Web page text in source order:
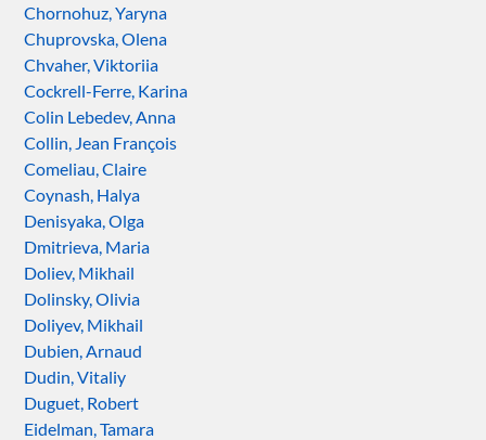
Chornohuz, Yaryna
Chuprovska, Olena
Chvaher, Viktoriia
Cockrell-Ferre, Karina
Colin Lebedev, Anna
Collin, Jean François
Comeliau, Claire
Coynash, Halya
Denisyaka, Olga
Dmitrieva, Maria
Doliev, Mikhail
Dolinsky, Olivia
Doliyev, Mikhail
Dubien, Arnaud
Dudin, Vitaliy
Duguet, Robert
Eidelman, Tamara